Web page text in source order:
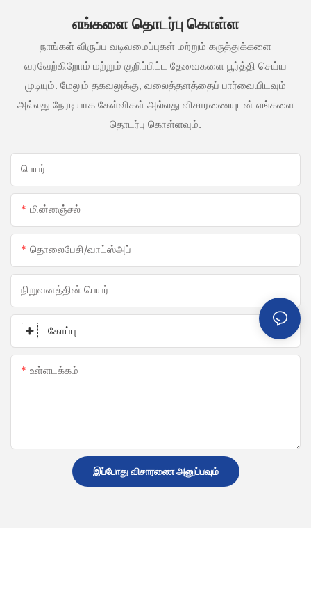
எங்களை தொடர்பு கொள்ள
நாங்கள் விருப்ப வடிவமைப்புகள் மற்றும் கருத்துக்களை
வரவேற்கிறோம் மற்றும் குறிப்பிட்ட தேவைகளை பூர்த்தி செய்ய
முடியும். மேலும் தகவலுக்கு, வலைத்தளத்தைப் பார்வையிடவும்
அல்லது நேரடியாக கேள்விகள் அல்லது விசாரணையுடன் எங்களை
தொடர்பு கொள்ளவும்.
பெயர்
மின்னஞ்சல்
தொலைபேசி/வாட்ஸ்அப்
நிறுவனத்தின் பெயர்
கோப்பு
உள்ளடக்கம்
இப்போது விசாரணை அனுப்பவும்